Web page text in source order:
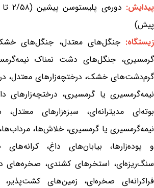
پیدایش:
پیش)
زیستگاه:جنگل‌های معتدل، جنگل‌های
گرمسیری، جنگل‌های دشت نمناک
گرم‌دشت‌های خشک، درختچه‌زارهای معتدل،
نیمه‌گرمسیری یا گرمسیری،
بوته‌ای مدیترانه‌ای، سبزه‌زارهای
نیمه‌گرمسیری یا گرمسیری، خلاش‌ها،
و پوده‌زارها، بیابان‌های داغ،
سنگ‌ریزه‌ای، استخرهای کشندی، صخره‌های
فراکرانه‌ای صخره‌ای، زمین‌های کشت‌پذیر،